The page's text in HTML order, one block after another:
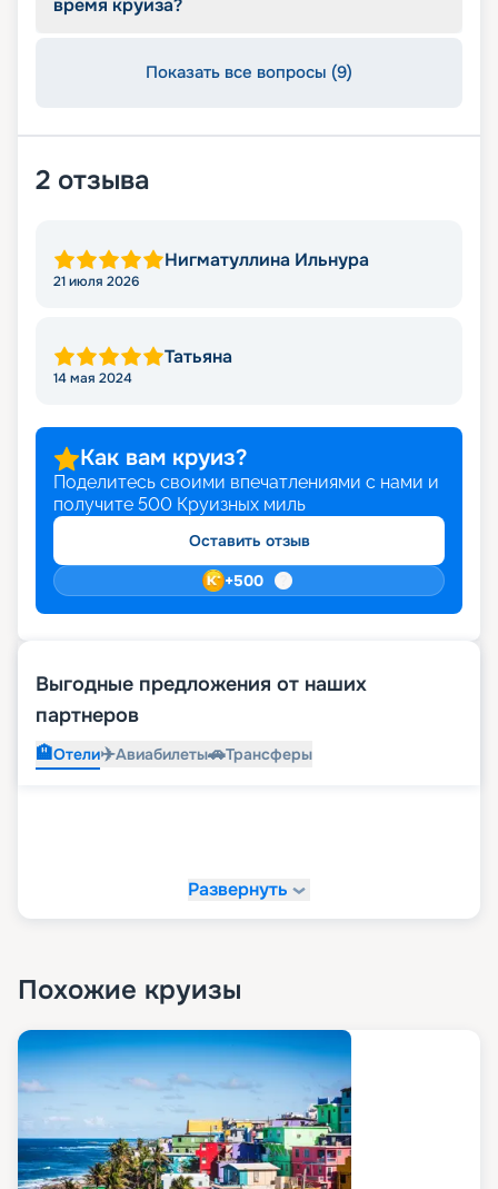
время круиза?
Показать все вопросы (9)
2 отзыва
Нигматуллина Ильнура
21 июля 2026
Татьяна
14 мая 2024
Как вам круиз?
Поделитесь своими впечатлениями с нами и
получите 500 Круизных миль
Оставить отзыв
+500
Выгодные предложения от наших
партнеров
🏨Отели✈️Авиабилеты🚗Трансферы
Развернуть
Похожие круизы